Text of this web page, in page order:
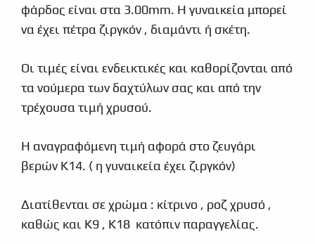
φάρδος είναι στα 3.00mm. Η γυναικεία μπορεί
να έχει πέτρα ζιργκόν , διαμάντι ή σκέτη.
Οι τιμές είναι ενδεικτικές και καθορίζονται από
τα νούμερα των δαχτύλων σας και από την
τρέχουσα τιμή χρυσού.
Η αναγραφόμενη τιμή αφορά στο ζευγάρι
βερών Κ14. ( η γυναικεία έχει ζιργκόν)
Διατίθενται σε χρώμα : κίτρινο , ροζ χρυσό ,
καθώς και Κ9 , Κ18 κατόπιν παραγγελίας.